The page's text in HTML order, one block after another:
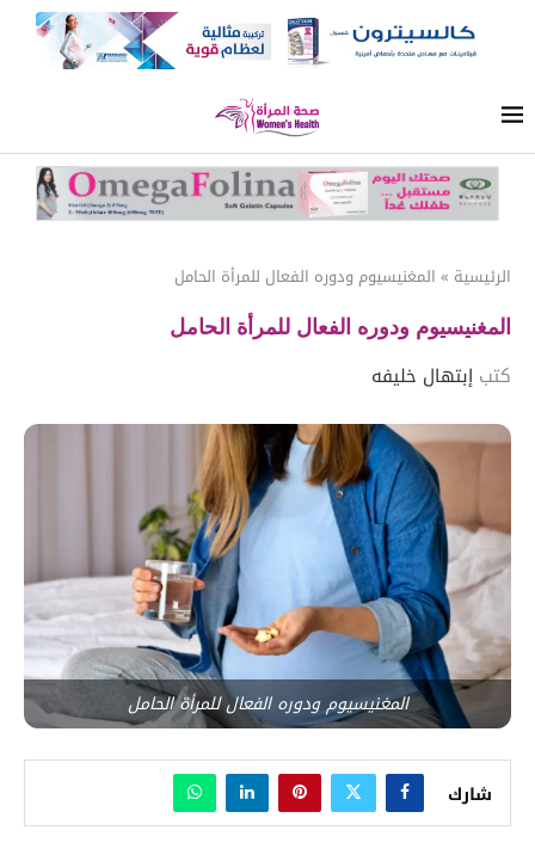
الرئيسية » المغنيسيوم ودوره الفعال للمرأة الحامل
المغنيسيوم ودوره الفعال للمرأة الحامل
كتب إبتهال خليفه
المغنيسيوم ودوره الفعال للمرأة الحامل
شارك